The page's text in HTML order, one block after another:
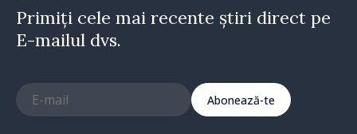
Primiți cele mai recente știri direct pe
E-mailul dvs.
Abonează-te